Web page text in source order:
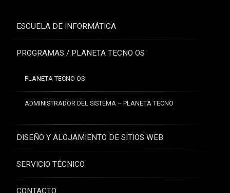
ESCUELA DE INFORMÁTICA
PROGRAMAS / PLANETA TECNO OS
PLANETA TECNO OS
ADMINISTRADOR DEL SISTEMA – PLANETA TECNO
DISEÑO Y ALOJAMIENTO DE SITIOS WEB
SERVICIO TÉCNICO
CONTACTO